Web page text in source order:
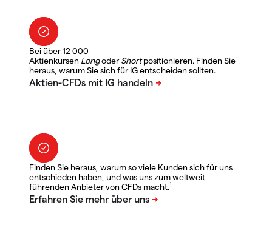
Bei über 12 000
Aktienkursen LongoderShortpositionieren. Finden Sie
heraus, warum Sie sich für IG entscheiden sollten.
Finden Sie heraus, warum so viele Kunden sich für uns
entschieden haben, und was uns zum weltweit
führenden Anbieter von CFDs macht.1